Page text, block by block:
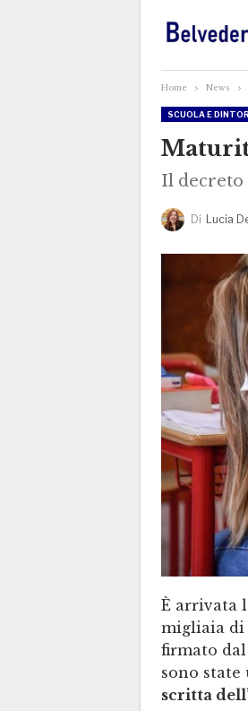
Home News
SCUOLA E
Il
Di Lucia
È arrivata
migliaia
firmato
sono state
scritta